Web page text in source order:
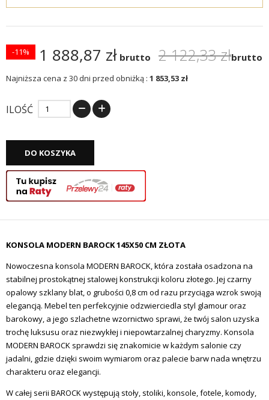
1 888,87 zł brutto 2 122,33 złbrutto
-11%
Najniższa cena z 30 dni przed obniżką : 1 853,53 zł
ILOŚĆ
DO KOSZYKA
KONSOLA MODERN BAROCK 145X50 CM ZŁOTA
Nowoczesna konsola MODERN BAROCK, która została osadzona na
stabilnej prostokątnej stalowej konstrukcji koloru złotego. Jej czarny
opalowy szklany blat, o grubości 0,8 cm od razu przyciąga wzrok swoją
elegancją. Mebel ten perfekcyjnie odzwierciedla styl glamour oraz
barokowy, a jego szlachetne wzornictwo sprawi, że twój salon uzyska
trochę luksusu oraz niezwykłej i niepowtarzalnej charyzmy. Konsola
MODERN BAROCK sprawdzi się znakomicie w każdym salonie czy
jadalni, gdzie dzięki swoim wymiarom oraz palecie barw nada wnętrzu
charakteru oraz elegancji.
W całej serii BAROCK występują stoły, stoliki, konsole, fotele, komody,